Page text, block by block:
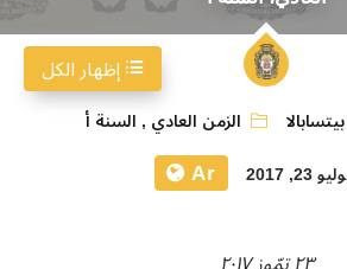
الزمن العادي , السنة أ
23, 2017
Ar
إظهار الكل